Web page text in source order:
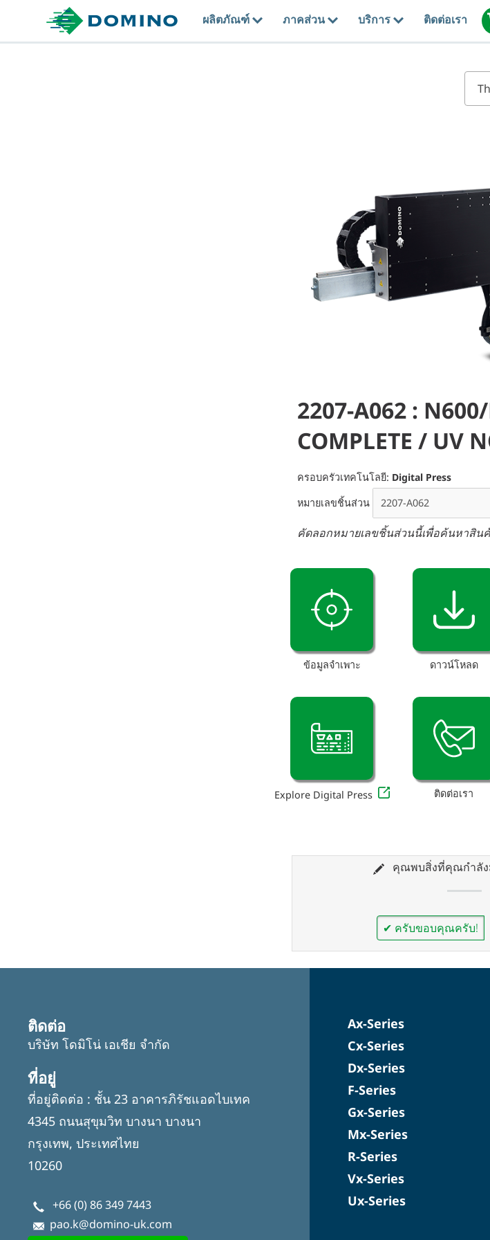
ผลิตภัณฑ์ ภาคส่วน บริการ ติดต่อเรา
2207-A062 :
COMPLETE / UV
ครอบครัวเทคโนโลยี: Digital Press
หมายเลขชิ้นส่วน
คัดลอกหมายเลขชิ้นส่วนนี้เพื่อค้นหาสินค้
ข้อมูลจำเพาะ ดาวน์โหลด
Explore Digital Press ติดต่อเรา
คุณพบสิ่งที่คุณกำลัง
✔ ครับขอบคุณครับ!
ติดต่อ
บริษัท โดมิโน่ เอเชีย จำกัด
ที่อยู่
ที่อยู่ติดต่อ : ชั้น 23 อาคารภิรัชแอดไบเทค
4345 ถนนสุขุมวิท บางนา บางนา
กรุงเทพ, ประเทศไทย
10260
+66 (0) 86 349 7443
pao.k@domino-uk.com
Ax-Series
Cx-Series
Dx-Series
F-Series
Gx-Series
Mx-Series
R-Series
Vx-Series
Ux-Series